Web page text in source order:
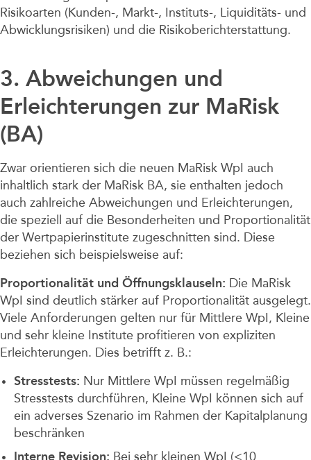
Risikoarten (Kunden-, Markt-, Instituts-, Liquiditäts- und
Abwicklungsrisiken) und die Risikoberichterstattung.
3. Abweichungen und
Erleichterungen zur MaRisk
(BA)
Zwar orientieren sich die neuen MaRisk WpI auch
inhaltlich stark der MaRisk BA, sie enthalten jedoch
auch zahlreiche Abweichungen und Erleichterungen,
die speziell auf die Besonderheiten und Proportionalität
der Wertpapierinstitute zugeschnitten sind. Diese
beziehen sich beispielsweise auf:
Proportionalität und Öffnungsklauseln: Die MaRisk
WpI sind deutlich stärker auf Proportionalität ausgelegt.
Viele Anforderungen gelten nur für Mittlere WpI, Kleine
und sehr kleine Institute profitieren von expliziten
Erleichterungen. Dies betrifft z. B.:
Stresstests: Nur Mittlere WpI müssen regelmäßig
Stresstests durchführen, Kleine WpI können sich auf
ein adverses Szenario im Rahmen der Kapitalplanung
beschränken
Interne Revision: Bei sehr kleinen WpI (<10